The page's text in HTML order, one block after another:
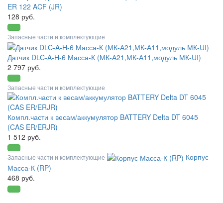
ER 122 ACF (JR)
128 руб.
Запасные части и комплектующие
Датчик DLC-A-H-6 Масса-К (МК-А21,МК-А11,модуль МК-UI)
2 797 руб.
Запасные части и комплектующие
Компл.части к весам/аккумулятор BATTERY Delta DT 6045
(CAS ER/ERJR)
1 512 руб.
Запасные части и комплектующие
Корпус
Масса-К (RP)
468 руб.